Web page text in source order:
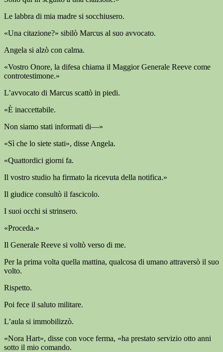
Le labbra di mia madre si socchiusero.
«Una citazione?» sibilò Marcus al suo avvocato.
Angela si alzò con calma.
«Vostro Onore, la difesa chiama il Maggior Generale Reeve come
controtestimone.»
L’avvocato di Marcus scattò in piedi.
«È inaccettabile.
Non siamo stati informati di—»
«Sì che lo siete stati», disse Angela.
«Quattordici giorni fa.
Il vostro studio ha firmato la ricevuta della notifica.»
Il giudice consultò il fascicolo.
I suoi occhi si strinsero.
«Proceda.»
Il Generale Reeve si voltò verso di me.
Per la prima volta quella mattina, qualcosa di umano attraversò il suo
volto.
Rispetto.
Poi fece il saluto militare.
L’aula si immobilizzò.
«Nora Hart», disse con voce ferma, «ha prestato servizio otto anni
sotto il mio comando.